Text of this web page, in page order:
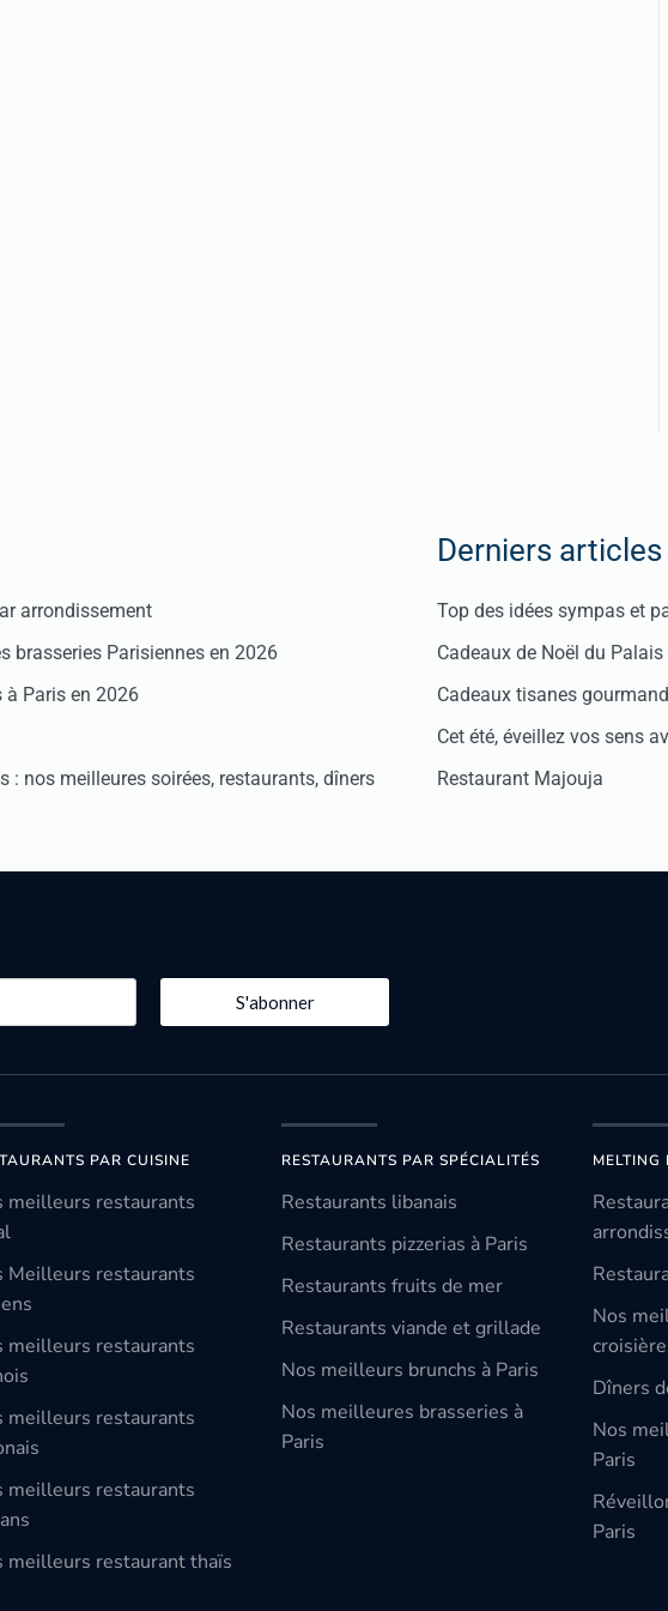
arrondissement
brasseries Parisiennes en 2026
Paris en 2026
: nos meilleures soirées, restaurants, dîners
Derniers articles
Top des idées sympas et
Cadeaux de Noël du
Cadeaux tisanes
Cet été, éveillez vos sens
Restaurant Majouja
S'abonner
PAR CUISINE
meilleurs restaurants
Meilleurs restaurants
meilleurs restaurants
meilleurs restaurants
meilleurs restaurants
meilleurs restaurant thaïs
RESTAURANTS PAR SPÉCIALITÉS
Restaurants libanais
Restaurants pizzerias à Paris
Restaurants fruits de mer
Restaurants viande et grillade
Nos meilleurs brunchs à Paris
Nos meilleures brasseries à
Paris
MELTING
Nos
Dîners
Nos
Paris
Paris